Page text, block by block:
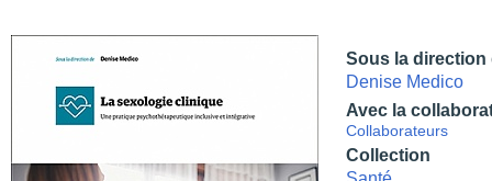
Sous la direction
Denise Medico
Avec la
Collaborateurs
Collection